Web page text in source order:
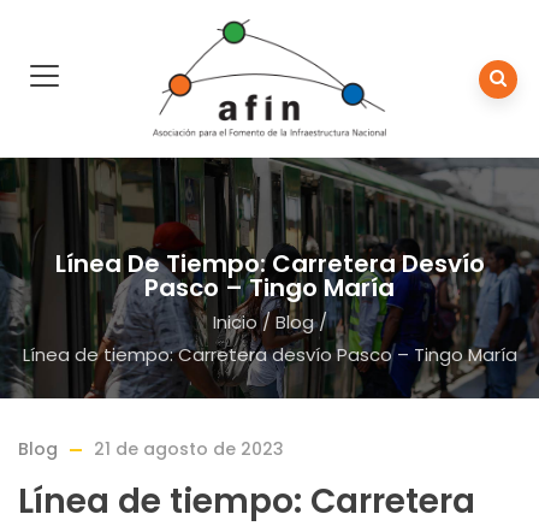
Línea De Tiempo: Carretera Desvío
Pasco – Tingo María
Inicio/ Blog/
Línea de tiempo: Carretera desvío Pasco – Tingo María
Blog 21 de agosto de 2023
Línea de tiempo: Carretera